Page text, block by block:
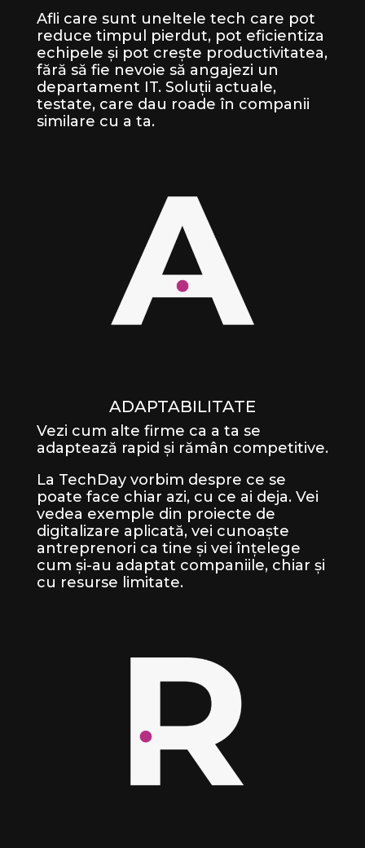
Afli care sunt uneltele tech care pot
reduce timpul pierdut, pot eficientiza
echipele și pot crește productivitatea,
fără să fie nevoie să angajezi un
departament IT. Soluții actuale,
testate, care dau roade în companii
similare cu a ta.
ADAPTABILITATE
Vezi cum alte firme ca a ta se
adaptează rapid și rămân competitive.
La TechDay vorbim despre ce se
poate face chiar azi, cu ce ai deja. Vei
vedea exemple din proiecte de
digitalizare aplicată, vei cunoaște
antreprenori ca tine și vei înțelege
cum și-au adaptat companiile, chiar și
cu resurse limitate.